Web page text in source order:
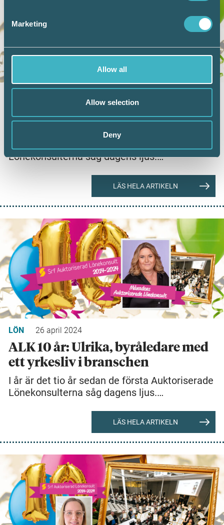
Marketing
Allow all
Allow selection
Deny
Lönekonsulterna såg dagens ljus.…
LÄS HELA ARTIKELN
LÖN 26 april 2024
ALK 10 år: Ulrika, byråledare med
ett yrkesliv i branschen
I år är det tio år sedan de första Auktoriserade
Lönekonsulterna såg dagens ljus.…
LÄS HELA ARTIKELN